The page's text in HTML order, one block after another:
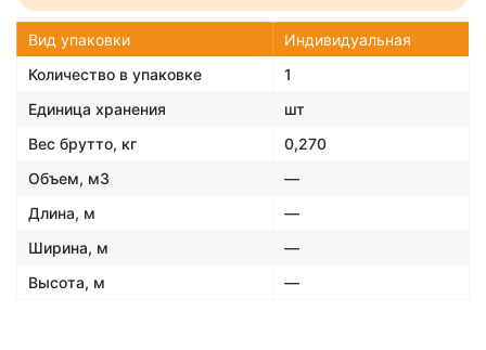
Вид упаковки
Индивидуальная
Количество в упаковке
1
Единица хранения
шт
Вес брутто, кг
0,270
Объем, м3
—
Длина, м
—
Ширина, м
—
Высота, м
—